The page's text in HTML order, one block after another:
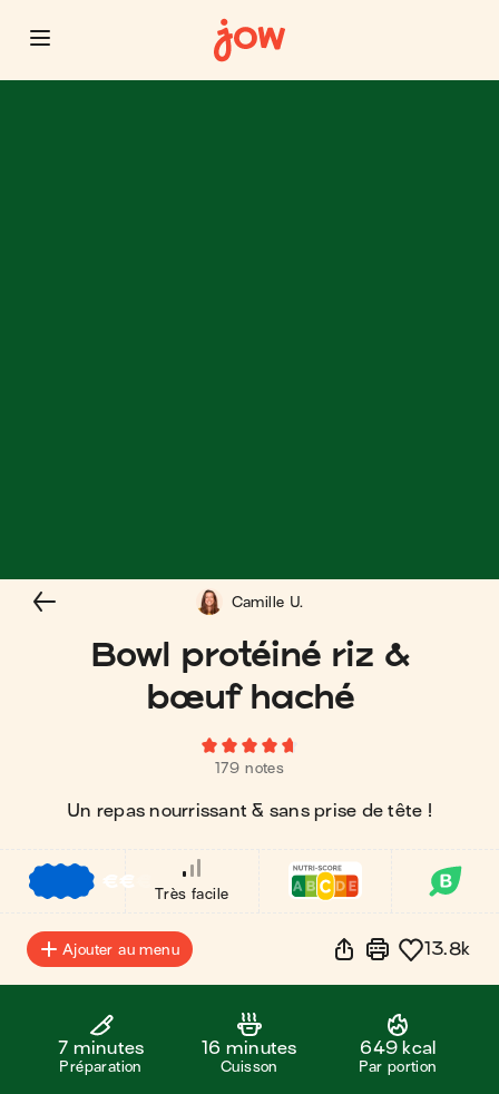
Bowl protéiné riz &
bœuf haché
179 notes
Un repas nourrissant & sans prise de tête !
Camille U.
€€
Très facile
Ajouter au menu 13.8k
7 minutes
Préparation
16 minutes
Cuisson
649 kcal
Par portion